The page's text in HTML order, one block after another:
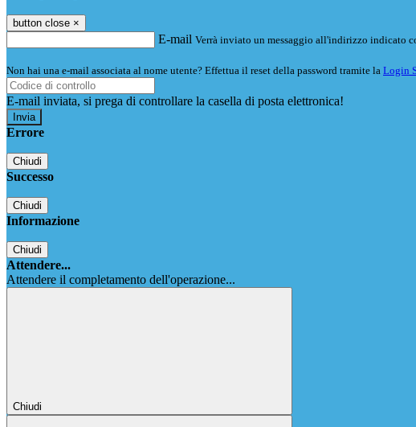
button close ×
E-mail Verrà inviato un messaggio all'indirizzo indicato
Non hai una e-mail associata al nome utente? Effettua il reset della password tramite la Login
E-mail inviata, si prega di controllare la casella di posta elettronica!
Errore
Chiudi
Successo
Chiudi
Informazione
Chiudi
Attendere...
Attendere il completamento dell'operazione...
Chiudi